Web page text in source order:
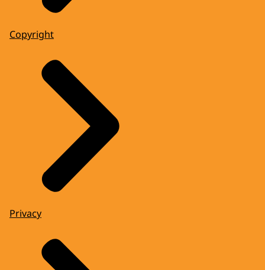
Copyright
Privacy